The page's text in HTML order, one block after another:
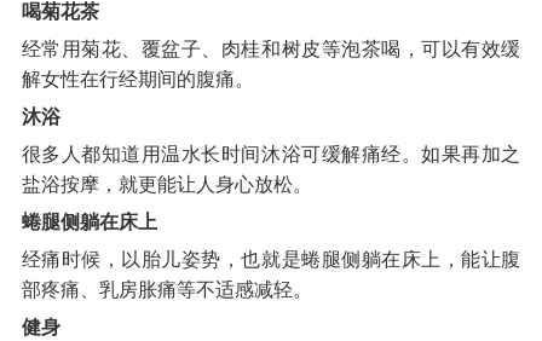
喝菊花茶
经常用菊花、覆盆子、肉桂和树皮等泡茶喝，可以有效缓
解女性在行经期间的腹痛。
沐浴
很多人都知道用温水长时间沐浴可缓解痛经。如果再加之
盐浴按摩，就更能让人身心放松。
蜷腿侧躺在床上
经痛时候，以胎儿姿势，也就是蜷腿侧躺在床上，能让腹
部疼痛、乳房胀痛等不适感减轻。
健身